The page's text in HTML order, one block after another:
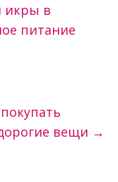
икры в
питание
вещи →